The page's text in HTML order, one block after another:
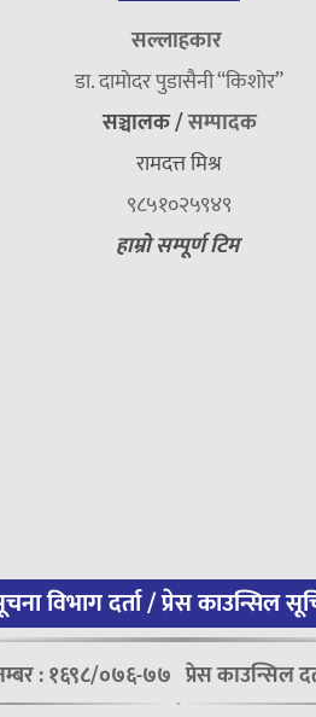
सल्लाहकार
डा. दामाेदर पुडासैनी “किशाेर”
सञ्चालक /सम्पादक
रामदत्त मिश्र
९८५१०२५९४९
हाम्रो सम्पूर्ण टिम
विभाग दर्ता / प्रेस काउन्सिल
: १६९८/०७६-७७ प्रेस काउन्सिल